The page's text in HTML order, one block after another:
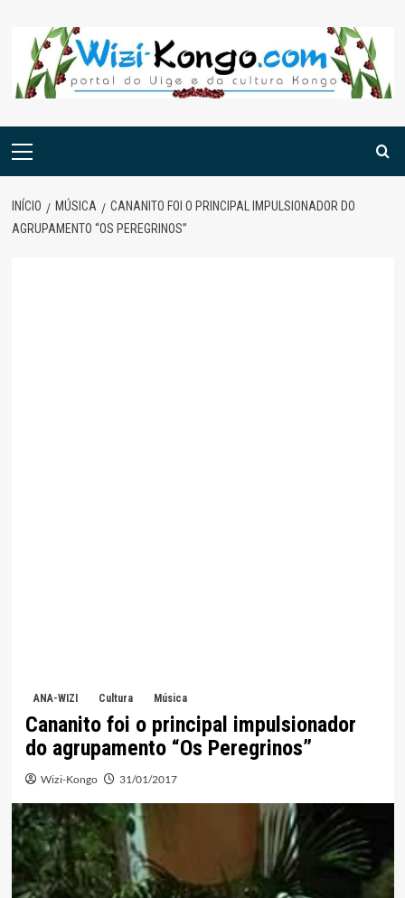
content
Menu
INÍCIO MÚSICA
CANANITO FOI O PRINCIPAL IMPULSIONADOR DO
AGRUPAMENTO “OS PEREGRINOS”
ANA-WIZI Cultura Música
Cananito foi o principal impulsionador
do agrupamento “Os Peregrinos”
Wizi-Kongo 31/01/2017